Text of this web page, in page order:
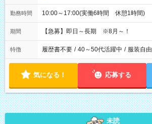
勤務時間 10:00～17:00(実働6時間 休憩1時間)
期間 【急募】即日～長期 ※8月～！
特徴 履歴書不要 / 40～50代活躍中 / 服装自由
気になる！ 応募する
未読